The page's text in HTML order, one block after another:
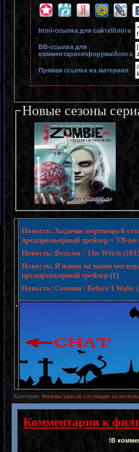
html-cсылка для сайта\блога
BB-cсылка для
комментариев\форума\блога
Прямая ссылка на материал
Новые сезоны
.
Новость: Ходячие мертвецы 6
предпремьерный трейлер + ТВ-
Новость: Ведьма \ The Witch
Новость: Я плюю на ваши
предпремьерный трейлер (1)
Новость: Сомния \ Before I Wake
Категория: Фильмы ужасов состоящие из
Комментарии к
!В